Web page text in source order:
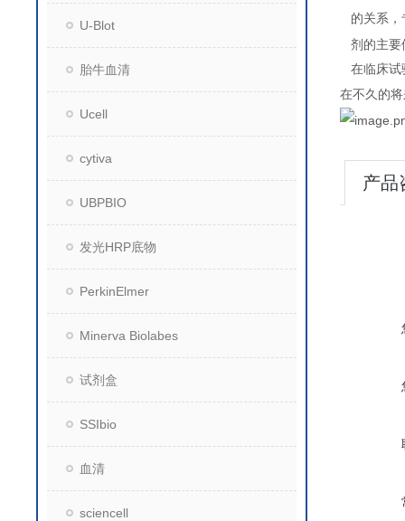
U-Blot
胎牛血清
Ucell
cytiva
UBPBIO
发光HRP底物
PerkinElmer
Minerva Biolabes
试剂盒
SSIbio
血清
sciencell
的关系
剂的主要
在临床试
在不久的
产品